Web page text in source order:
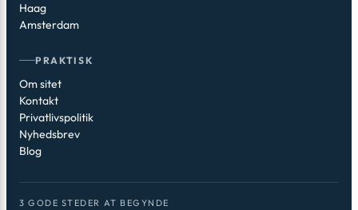
Haag
Amsterdam
PRAKTISK
Om sitet
Kontakt
Privatlivspolitik
Nyhedsbrev
Blog
3 GODE STEDER AT BEGYNDE